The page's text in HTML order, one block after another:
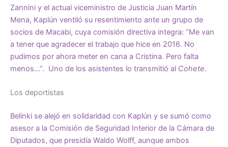
Zannini y el actual viceministro de Justicia Juan Martín
Mena, Kaplún ventiló su resentimiento ante un grupo de
socios de Macabi, cuya comisión directiva integra: “Me van
a tener que agradecer el trabajo que hice en 2016. No
pudimos por ahora meter en cana a Cristina. Pero falta
menos…”. Uno de los asistentes lo transmitió al Cohete.
Los deportistas
Belinki se alejó en solidaridad con Kaplún y se sumó como
asesor a la Comisión de Seguridad Interior de la Cámara de
Diputados, que presidía Waldo Wolff, aunque ambos